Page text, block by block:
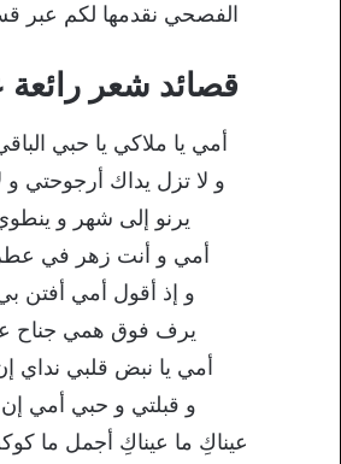
الفصحي نقدمها لكم عبر
قصائد شعر رائعة
أمي يا ملاكي يا حبي
و لا تزل يداك أرجوحتي و
يرنو إلى شهر و
أمي و أنت زهر في
و إذ أقول أمي أفتن
يرف فوق همي جناح
أمي يا نبض قلبي نداي
و قبلتي و حبي أمي
عيناكِ ما عيناكِ أجمل ما